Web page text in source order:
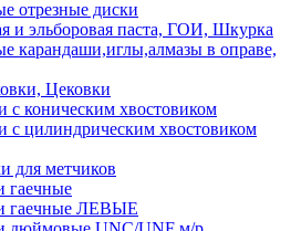
отрезные диски
и эльборовая паста, ГОИ, Шкурка
карандаши,иглы,алмазы в оправе,
Цековки
с коническим хвостовиком
с цилиндрическим хвостовиком
для метчиков
гаечные
гаечные ЛЕВЫЕ